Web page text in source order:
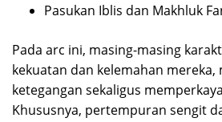
Pasukan Iblis dan Makhluk
Pada arc ini, masing-masing
kekuatan dan kelemahan mereka,
ketegangan sekaligus
Khususnya, pertempuran sengit